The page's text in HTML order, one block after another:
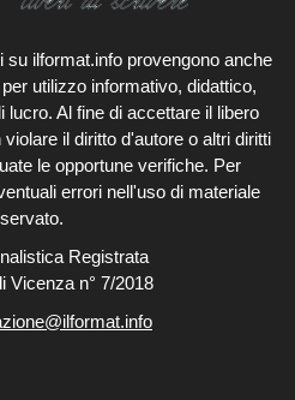
su ilformat.info provengono anche
utilizzo informativo, didattico,
Al fine di accettare il libero
il diritto d'autore o altri diritti
le opportune verifiche. Per
errori nell'uso di materiale
Registrata
Vicenza n° 7/2018